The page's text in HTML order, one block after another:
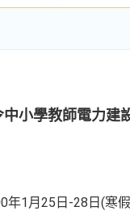
中小學教師電力建
年1月25日-28日(寒